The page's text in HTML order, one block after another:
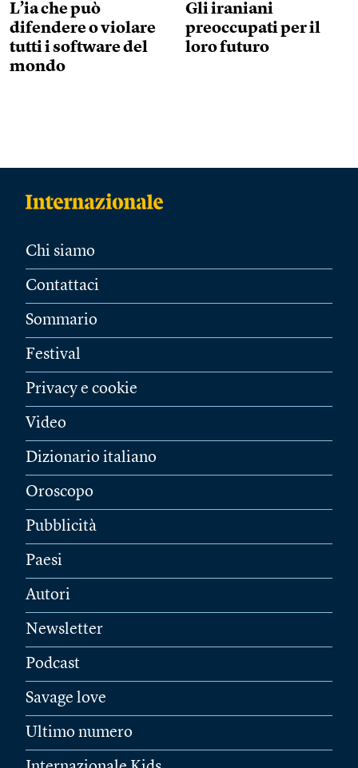
L’ia che può
difendere o violare
tutti i software del
mondo
Gli iraniani
preoccupati per il
loro futuro
Chi siamo
Contattaci
Sommario
Festival
Privacy e cookie
Video
Dizionario italiano
Oroscopo
Pubblicità
Paesi
Autori
Newsletter
Podcast
Savage love
Ultimo numero